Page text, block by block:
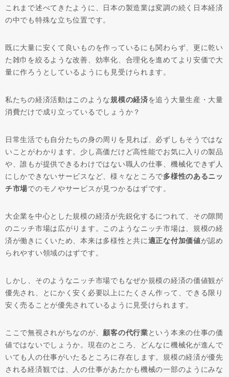
これまで述べてきたように、日本の製造業は変調の続く日本経済
の中でも特殊な立ち位置です。
既に大量に安くて良いものを作っているにも関わらず、更に乾い
た雑巾を絞るような改善、効率化、合理化を進めてより安価で大
量に作ろうとしているようにも見受けられます。
私たちの経済活動はこのような規模の経済を追う大量生産・大量
消費だけで成り立っているでしょうか？
日常生活でも自分たちの身の周りを見れば、必ずしもそうではな
いことがわかります。少し高価だけど高性能でお気に入りの製品
や、誰もが提供できるわけではない職人の仕事、機械化できず人
にしかできないサービスなど、様々なところで多様性のあるニッ
チ市場でのモノやサービスが見つかるはずです。
大企業を中心とした規模の経済が先鋭化するにつれて、その隙間
のニッチ市場は広がります。このようなニッチ市場は、規模の経
済が働きにくいため、本来は多様性と共に適正な付加価値が認め
られやすい領域のはずです。
しかし、そのようなニッチ市場でもなぜか規模の経済の価値観が
優先され、とにかく安く必要以上にたくさん作って、できる限り
安く売ることが優先されているように見受けられます。
ここで無視されがちなのが、 顧客の代行業という本来の仕事の価
値ではないでしょうか。現在のところ、どんなに機械化が進んで
いても人の仕事がいたるところに存在します。規模の経済が優先
される経済観では、人の仕事があたかも機械の一部のようにみな